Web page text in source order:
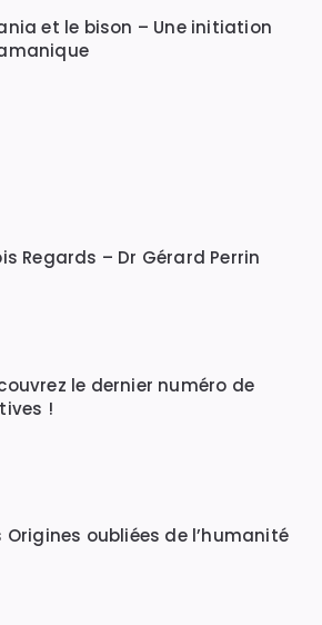
et le bison – Une initiation
Regards – Dr Gérard Perrin
le dernier numéro de
!
Origines oubliées de l’humanité